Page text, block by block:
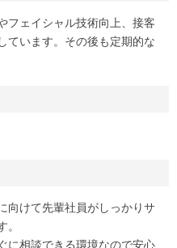
フェイシャル技術向上、接客
ています。その後も定期的な
向けて先輩社員がしっかりサ
に相談できる環境なので安心